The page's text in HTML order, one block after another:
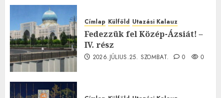
Címlap Külföld Utazási Kalauz
Fedezzük fel Közép-Ázsiát! –
IV. rész
2026.JÚLIUS.25. SZOMBAT. 0 0